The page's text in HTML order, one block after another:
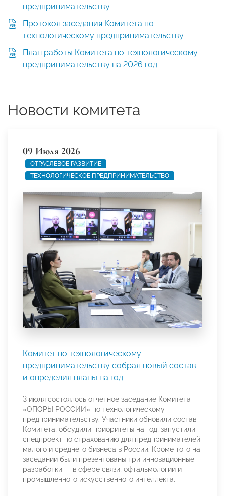
предпринимательству
Протокол заседания Комитета по
технологическому предпринимательству
План работы Комитета по технологическому
предпринимательству на 2026 год
Новости комитета
09 Июля 2026
ОТРАСЛЕВОЕ РАЗВИТИЕ
ТЕХНОЛОГИЧЕСКОЕ ПРЕДПРИНИМАТЕЛЬСТВО
Комитет по технологическому
предпринимательству собрал новый состав
и определил планы на год
3 июля состоялось отчетное заседание Комитета
«ОПОРЫ РОССИИ» по технологическому
предпринимательству. Участники обновили состав
Комитета, обсудили приоритеты на год, запустили
спецпроект по страхованию для предпринимателей
малого и среднего бизнеса в России. Кроме того на
заседании были презентованы три инновационные
разработки — в сфере связи, офтальмологии и
промышленного искусственного интеллекта.